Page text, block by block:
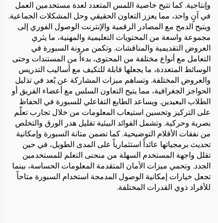
وإنتاجية. كما تتيح خاصية اللمس المتعدد لعدة مستخدمين العمل
في آنٍ واحد، مما يعزز التعاون الحقيقي وحل المشكلات الجماعية.
ويتيح الدمج مع المصادر الرقمية والإنترنت الوصول الفوري إلى
مجموعة واسعة من المحتويات التعليمية والمهنية، ما يثري
العروض التقديمية والمناقشات. وتكمن مرونة السبورة في
التعامل مع أنواع مختلفة من المحتوى، بدءاً من المستندات وحتى
الوسائط المتعددة، ما يجعلها قابلة للتكيف مع أساليب التدريس
والعروض المختلفة. وتساهم ميزات المشاركة عن بُعد في تذليل
الحواجز الجغرافية، مما يتيح التعاون السلس مع أعضاء الفريق أو
الطلاب البعيدين. ويساعد الطابع التفاعلي للسبورة في الحفاظ
على التركيز وتحسين استيعاب المعلومات من خلال تجارب تعلّم
بصرية وحركية. وتشمل الفوائد البيئية تقليل هدر الورق والتخلص
من نفقات الأقلام التوضيحية. كما تضمن متانة السبورة وإمكانية
تحديث برمجياتها عائداً استثمارياً على المدى الطويل، في حين
تقلل واجهة المستخدم السهلة من منحنى التعلم للمستخدمين
الجدد. وتحمي ميزات الأمان المتقدمة المعلومات الحساسة، بينما
تجعل خيارات إمكانية الوصول المدمجة استخدام السبورة متاحاً
للأفراد ذوي القدرات المختلفة.